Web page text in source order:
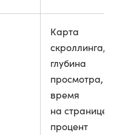
Карта
скроллинга,
глубина
просмотра,
время
на странице,
процент